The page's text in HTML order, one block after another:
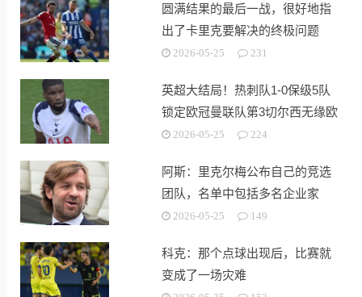
圆满结果的最后一战，很好地指
出了卡里克要解决的终极问题
2026-05-25 231
英超大结局！热刺队1-0保级5队
锁定欧冠曼联队第3切尔西无缘欧
战2026-05-25 224
阿斯：里克尔梅公布自己的竞选
团队，名单中包括多名企业家
2026-05-25 149
科克：那个点球出现后，比赛就
变成了一场灾难